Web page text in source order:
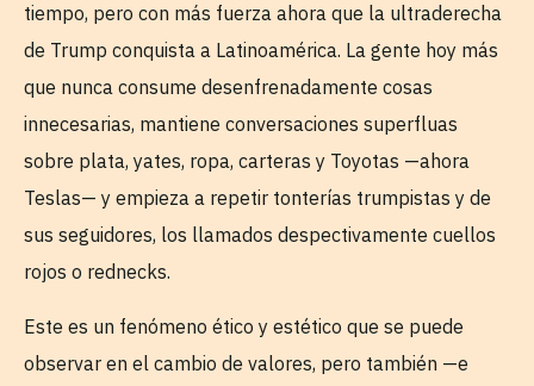
tiempo, pero con más fuerza ahora que la ultraderecha
de Trump conquista a Latinoamérica. La gente hoy más
que nunca consume desenfrenadamente cosas
innecesarias, mantiene conversaciones superfluas
sobre plata, yates, ropa, carteras y Toyotas —ahora
Teslas— y empieza a repetir tonterías trumpistas y de
sus seguidores, los llamados despectivamente cuellos
rojos o rednecks.
Este es un fenómeno ético y estético que se puede
observar en el cambio de valores, pero también —e